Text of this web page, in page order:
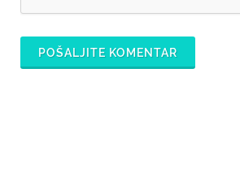
POŠALJITE KOMENTAR